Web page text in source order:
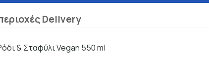
Delivery
& Σταφύλι Vegan 550 ml